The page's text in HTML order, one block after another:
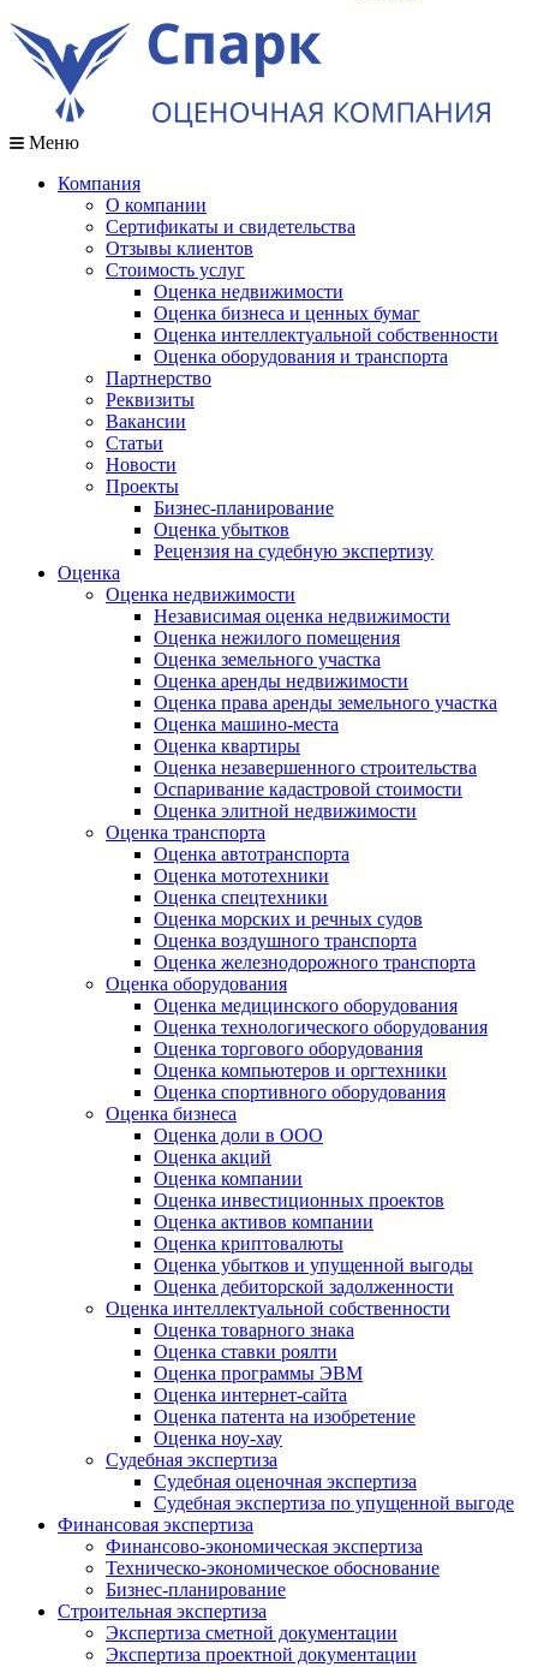
Меню
Компания
О компании
Сертификаты и свидетельства
Отзывы клиентов
Стоимость услуг
Оценка недвижимости
Оценка бизнеса и ценных бумаг
Оценка интеллектуальной собственности
Оценка оборудования и транспорта
Партнерство
Реквизиты
Вакансии
Статьи
Новости
Проекты
Бизнес-планирование
Оценка убытков
Рецензия на судебную экспертизу
Оценка
Оценка недвижимости
Независимая оценка недвижимости
Оценка нежилого помещения
Оценка земельного участка
Оценка аренды недвижимости
Оценка права аренды земельного участка
Оценка машино-места
Оценка квартиры
Оценка незавершенного строительства
Оспаривание кадастровой стоимости
Оценка элитной недвижимости
Оценка транспорта
Оценка автотранспорта
Оценка мототехники
Оценка спецтехники
Оценка морских и речных судов
Оценка воздушного транспорта
Оценка железнодорожного транспорта
Оценка оборудования
Оценка медицинского оборудования
Оценка технологического оборудования
Оценка торгового оборудования
Оценка компьютеров и оргтехники
Оценка спортивного оборудования
Оценка бизнеса
Оценка доли в ООО
Оценка акций
Оценка компании
Оценка инвестиционных проектов
Оценка активов компании
Оценка криптовалюты
Оценка убытков и упущенной выгоды
Оценка дебиторской задолженности
Оценка интеллектуальной собственности
Оценка товарного знака
Оценка ставки роялти
Оценка программы ЭВМ
Оценка интернет-сайта
Оценка патента на изобретение
Оценка ноу-хау
Судебная экспертиза
Судебная оценочная экспертиза
Судебная экспертиза по упущенной выгоде
Финансовая экспертиза
Финансово-экономическая экспертиза
Техническо-экономическое обоснование
Бизнес-планирование
Строительная экспертиза
Экспертиза сметной документации
Экспертиза проектной документации